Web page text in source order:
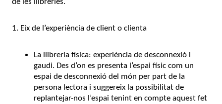
1. Eix de l’experiència de client o clienta
La llibreria física: experiència de desconnexió i
gaudi. Des d’on es presenta l’espai físic com un
espai de desconnexió del món per part de la
persona lectora i suggereix la possibilitat de
replantejar-nos l’espai tenint en compte aquest fet